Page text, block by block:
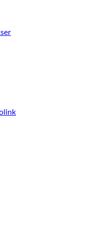
Smart Home en Sodimac.
de renovación y decoración.